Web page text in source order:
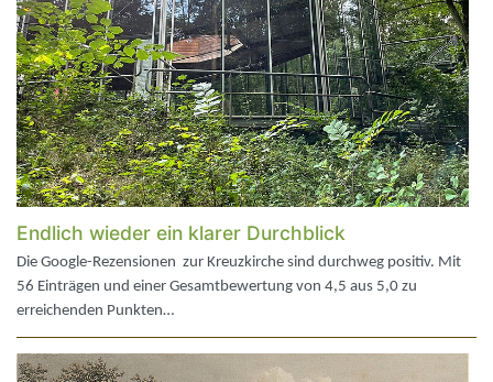
Endlich wieder ein klarer Durchblick
Die Google-Rezensionen zur Kreuzkirche sind durchweg positiv. Mit
56 Einträgen und einer Gesamtbewertung von 4,5 aus 5,0 zu
erreichenden Punkten…